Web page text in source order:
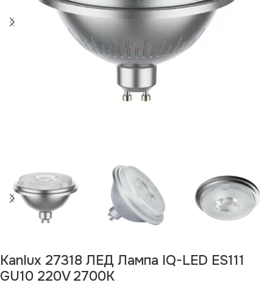
Kanlux 27318 ЛЕД Лампа IQ-LED ES111
GU10 220V 2700K